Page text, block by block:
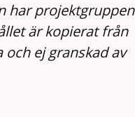
har projektgruppen
är kopierat från
ej granskad av